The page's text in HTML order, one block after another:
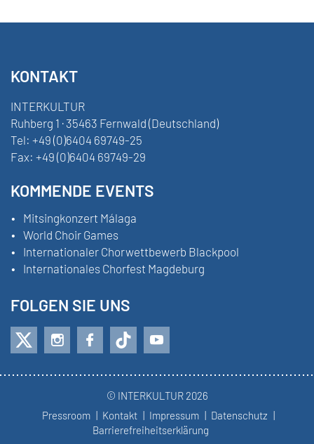
KONTAKT
INTERKULTUR
Ruhberg 1 · 35463 Fernwald (Deutschland)
Tel: +49 (0)6404 69749-25
Fax: +49 (0)6404 69749-29
KOMMENDE EVENTS
Mitsingkonzert Málaga
World Choir Games
Internationaler Chorwettbewerb Blackpool
Internationales Chorfest Magdeburg
FOLGEN SIE UNS
© INTERKULTUR 2026
Pressroom
Kontakt Impressum
Datenschutz
Barrierefreiheitserklärung